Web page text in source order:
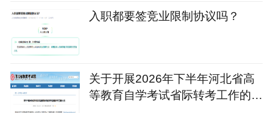
入职都要签竞业限制协议吗？
关于开展2026年下半年河北省高
等教育自学考试省际转考工作的公